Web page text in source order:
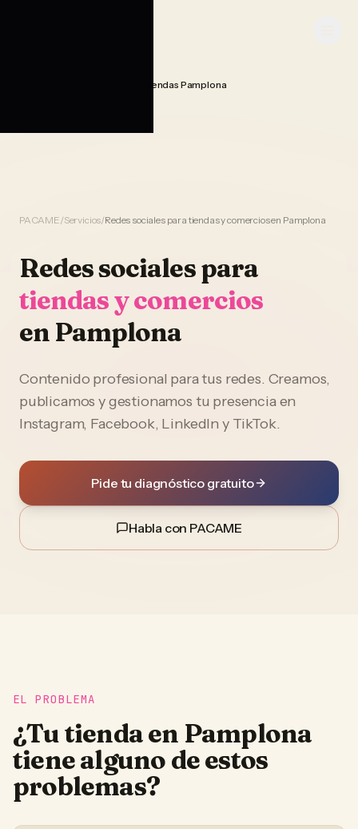
Gestion Redes Sociales Tiendas Pamplona
PACAME/Servicios/Redes sociales para tiendas y comercios en Pamplona
Redes socialespara
tiendas y comercios
en Pamplona
Contenido profesional para tus redes. Creamos,
publicamos y gestionamos tu presencia en
Instagram, Facebook, LinkedIn y TikTok.
Pide tu diagnóstico gratuito
Habla con PACAME
EL PROBLEMA
¿Tutiendaen Pamplona
tiene alguno de estos
problemas?